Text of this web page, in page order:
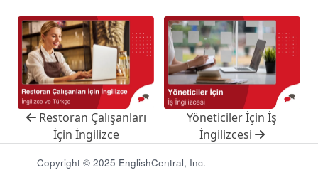
Restoran Çalışanları
İçin İngilizce
Yöneticiler İçin İş
İngilizcesi
Copyright © 2025 EnglishCentral, Inc.